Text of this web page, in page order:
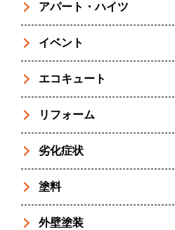
アパート・ハイツ
イベント
エコキュート
リフォーム
劣化症状
塗料
外壁塗装